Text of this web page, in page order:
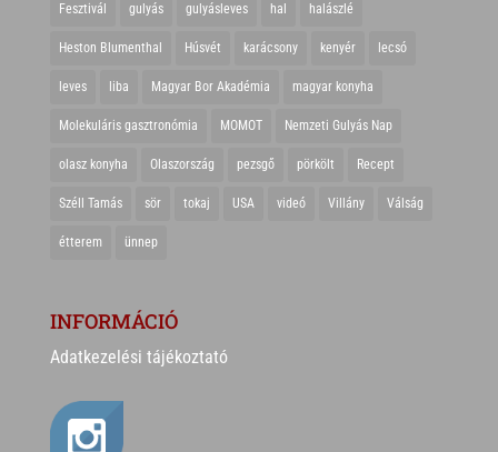
Fesztivál gulyás gulyásleves hal halászlé
Heston Blumenthal Húsvét karácsony kenyér lecsó
leves liba Magyar Bor Akadémia magyar konyha
Molekuláris gasztronómia MOMOT Nemzeti Gulyás Nap
olasz konyha Olaszország pezsgő pörkölt Recept
Széll Tamás sör tokaj USA videó Villány Válság
étterem ünnep
INFORMÁCIÓ
Adatkezelési tájékoztató